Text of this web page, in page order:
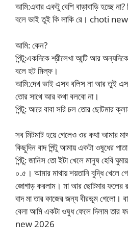
আমি:এবার একটু বেশি বাড়াবাড়ি হচ্ছে
বলে ভাই তুই কি লাকি রে। choti
আমি: কেন?
পিন্টু:একদিকে শ্রীলেখা আন্টি আর
বলে হট মিল্ফ।
আমি:দেখ ভাই এসব বলিস না আর তুই
তোর সাথে আর কথা বলবো না।
পিন্টু: আরে বাবা সরি চল তোর ছোটমার
সব মিটমাট হয়ে গেলেও ওর কথা আমার
কিছুদিন বাদ পিন্টু আমায় একটা ওষুধের
পিন্টু: জানিস তো ইটা খেলে মানুষ হেবি
০.৫। আমার মাথায় শয়তানি বুদ্ধি খেলে
জোগাড় করলাম। মা আর ছোটমার ফলের
বাদ মা তার কাজের জন্য বীরভূম গেলো।
বেলা আমি একটা ওষুধ ফেলে দিলাম
new 2026